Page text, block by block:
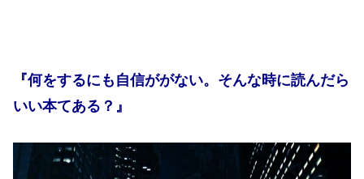
『何をするにも自信ががない。そんな時に読んだら
いい本てある？』